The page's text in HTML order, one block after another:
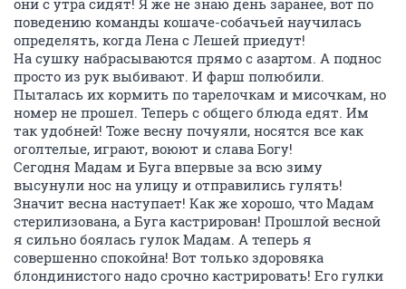
2499
AlenkaNL
v.i.p.
12 марта 2014 AlenkaNL
На карточку поступила 1 000,00 руб отБарабашечки
на корм живности
ОТВЕТИТЬ
AlenkaNL
v.i.p.
12 марта 2014 AlenkaNL